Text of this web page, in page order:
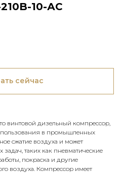
10-АС
сейчас
винтовой дизельный компрессор,
в промышленных
сжатие воздуха и может
таких как пневматические
покраска и другие
воздуха. Компрессор имеет